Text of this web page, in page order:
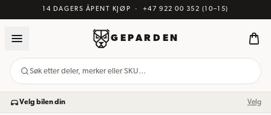
14 DAGERS ÅPENT KJØP · +47 922 00 352 (10–15)
GEPARDEN
Søk etter deler, merker eller SKU…
Velg bilen din Velg